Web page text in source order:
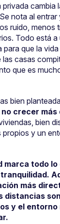
cambia
nota al
ruido, menos
Todo está a
para que la
casas
que es
bien
no crecer más
bien
propios y un
marca todo lo
más
distancias
y el